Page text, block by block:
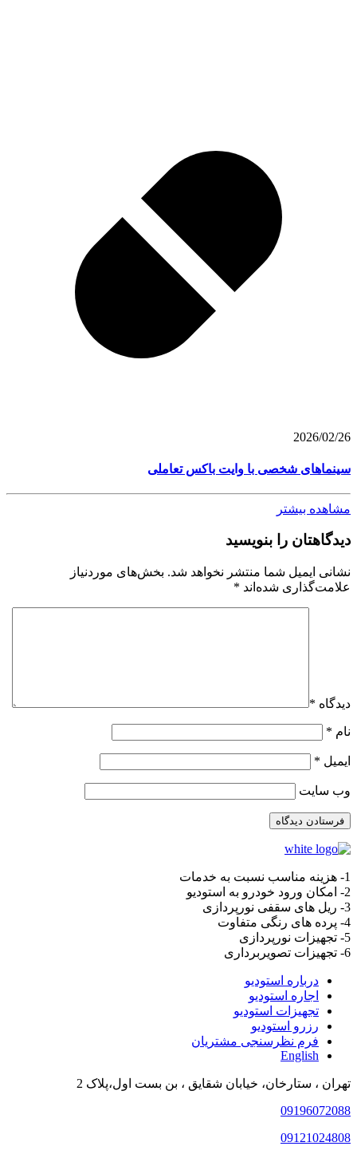
2026/02/26
سینماهای شخصی با وایت باکس تعاملی
مشاهده بیشتر
دیدگاهتان را بنویسید
نشانی ایمیل شما منتشر نخواهد شد. بخش‌های موردنیاز
علامت‌گذاری شده‌اند *
دیدگاه *
نام *
ایمیل *
وب‌ سایت
1- هزینه مناسب نسبت به خدمات
2- امکان ورود خودرو به استودیو
3- ریل های سقفی نورپردازی
4- پرده های رنگی متفاوت
5- تجهیزات نورپردازی
6- تجهیزات تصویربرداری
درباره استودیو
اجاره استودیو
تجهیزات استودیو
رزرو استودیو
فرم نظرسنجی مشتریان
English
تهران ، ستارخان، خیابان شقایق ، بن بست اول،پلاک 2
09196072088
09121024808